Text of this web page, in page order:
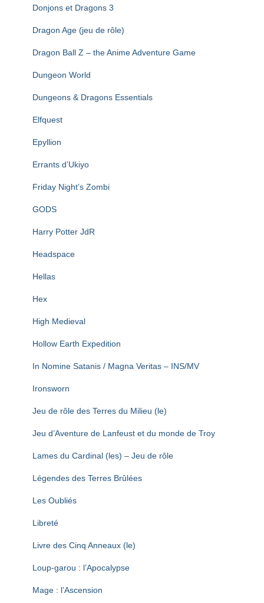
Donjons et Dragons 3
Dragon Age (jeu de rôle)
Dragon Ball Z – the Anime Adventure Game
Dungeon World
Dungeons & Dragons Essentials
Elfquest
Epyllion
Errants d’Ukiyo
Friday Night’s Zombi
GODS
Harry Potter JdR
Headspace
Hellas
Hex
High Medieval
Hollow Earth Expedition
In Nomine Satanis / Magna Veritas – INS/MV
Ironsworn
Jeu de rôle des Terres du Milieu (le)
Jeu d’Aventure de Lanfeust et du monde de Troy
Lames du Cardinal (les) – Jeu de rôle
Légendes des Terres Brûlées
Les Oubliés
Libreté
Livre des Cinq Anneaux (le)
Loup-garou : l’Apocalypse
Mage : l’Ascension